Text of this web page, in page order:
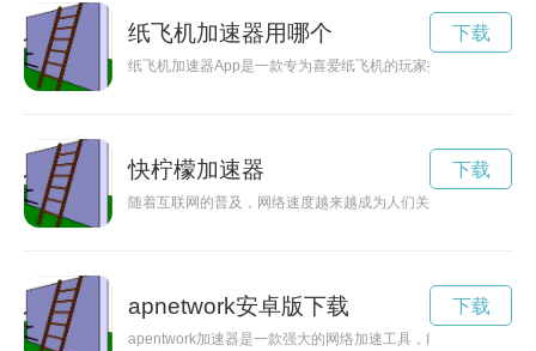
纸飞机加速器用哪个
纸飞机加速器App是一款专为喜爱纸飞机的玩家打造的创意应
下载
快柠檬加速器
随着互联网的普及，网络速度越来越成为人们关注的焦点。网
下载
apnetwork安卓版下载
apentwork加速器是一款强大的网络加速工具，能够帮助用户
下载